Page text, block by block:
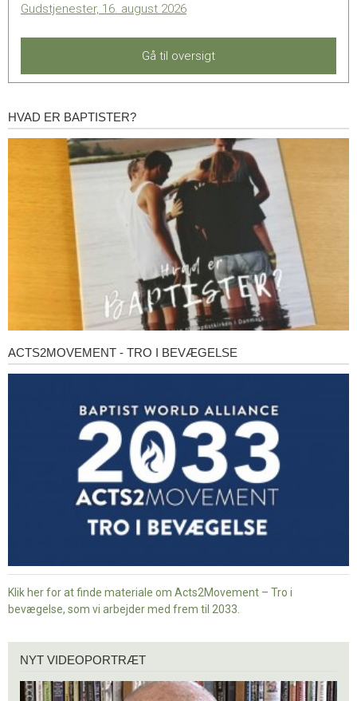
Gudstjenester, 16. august 2026
Gå til oversigt
Hvad
HVAD ER BAPTISTER?
Acts2Movement
ACTS2MOVEMENT - TRO I BEVÆGELSE
Klik her for at finde materiale om Acts2Movement – Tro i
bevægelse, som vi arbejder med frem til 2033.
videoportræt
NYT VIDEOPORTRÆT